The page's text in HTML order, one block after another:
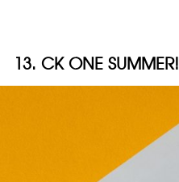
13. CK ONE SUMMER!